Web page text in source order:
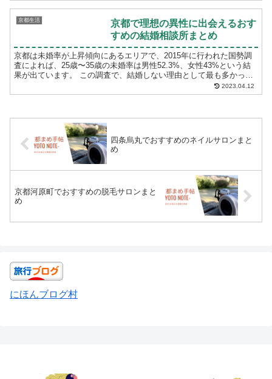
京都生活
京都で理想の異性に出会えるおす
すめの結婚相談所まとめ
京都は未婚率が上昇傾向にあるエリアで、2015年に行われた国勢調
査によれば、25歳〜35歳の未婚率は男性52.3%、女性43%という結
果が出ています。 この調査で、結婚しない理由として最も多かった
2023.04.12
四条烏丸でおすすめのネイルサロンまと
め
京都河原町でおすすめの脱毛サロンまと
め
にほんブログ村